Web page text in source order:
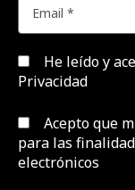
He leído y
Privacidad
Acepto que
para las
electrónicos